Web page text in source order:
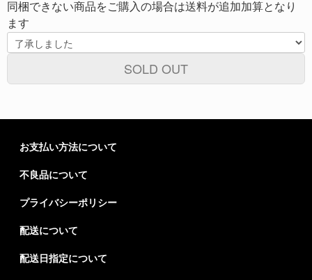
同梱できない商品をご購入の場合は送料が追加加算となり
ます
SOLD OUT
お支払い方法について
不良品について
プライバシーポリシー
配送について
配送日指定について